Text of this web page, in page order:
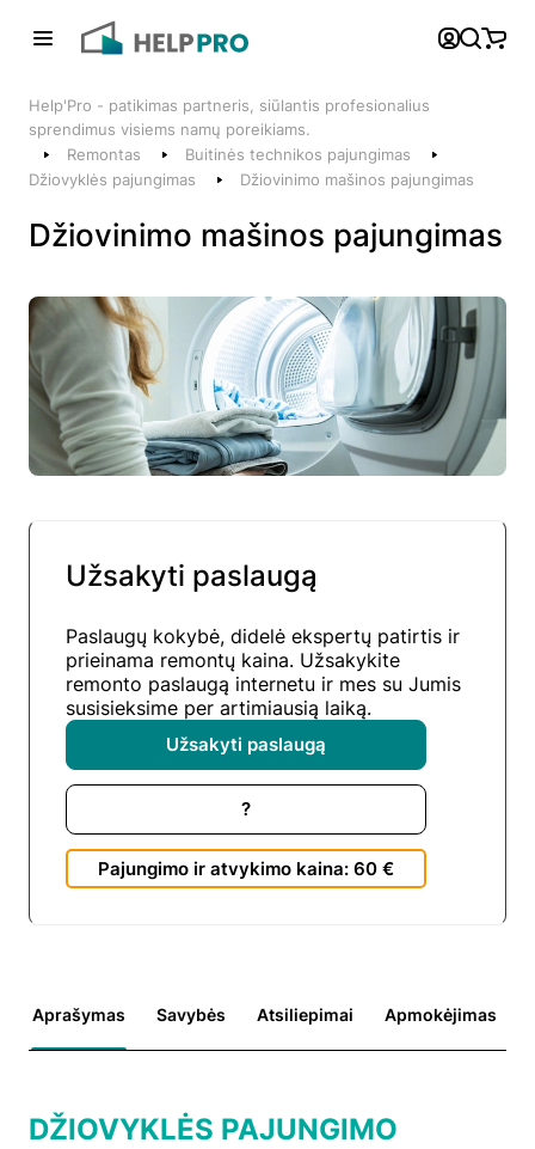
Telefonai
+370 600 74008
Help'Pro - patikimas partneris, siūlantis profesionalius
sprendimus visiems namų poreikiams.
Remontas
Buitinės technikos pajungimas
Džiovyklės pajungimas
Džiovinimo mašinos pajungimas
Džiovinimo mašinos pajungimas
Užsakyti paslaugą
Paslaugų kokybė, didelė ekspertų patirtis ir
prieinama remontų kaina. Užsakykite
remonto paslaugą internetu ir mes su Jumis
susisieksime per artimiausią laiką.
Užsakyti paslaugą
?
Pajungimo ir atvykimo kaina: 60 €
Aprašymas Savybės Atsiliepimai Apmokėjimas
DŽIOVYKLĖS PAJUNGIMO